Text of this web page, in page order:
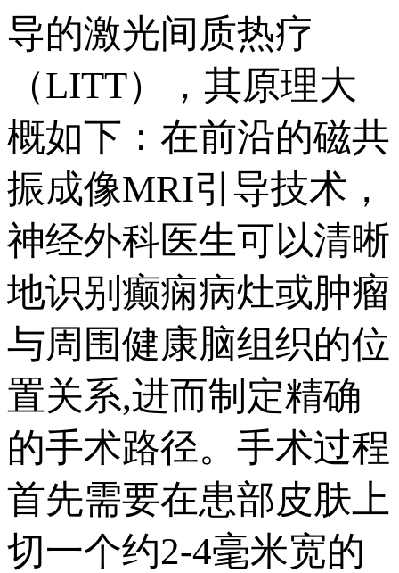
导的激光间质热疗
（LITT），其原理大
概如下：在前沿的磁共
振成像MRI引导技术，
神经外科医生可以清晰
地识别癫痫病灶或肿瘤
与周围健康脑组织的位
置关系,进而制定精确
的手术路径。手术过程
首先需要在患部皮肤上
切一个约2-4毫米宽的